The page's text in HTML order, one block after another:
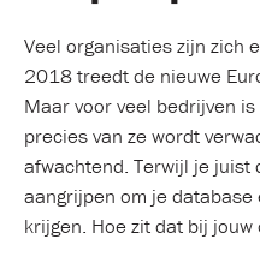
Veel organisaties zijn zich
2018 treedt de nieuwe
Maar voor veel bedrijven
precies van ze wordt
afwachtend. Terwijl je juist
aangrijpen om je
krijgen. Hoe zit dat bij